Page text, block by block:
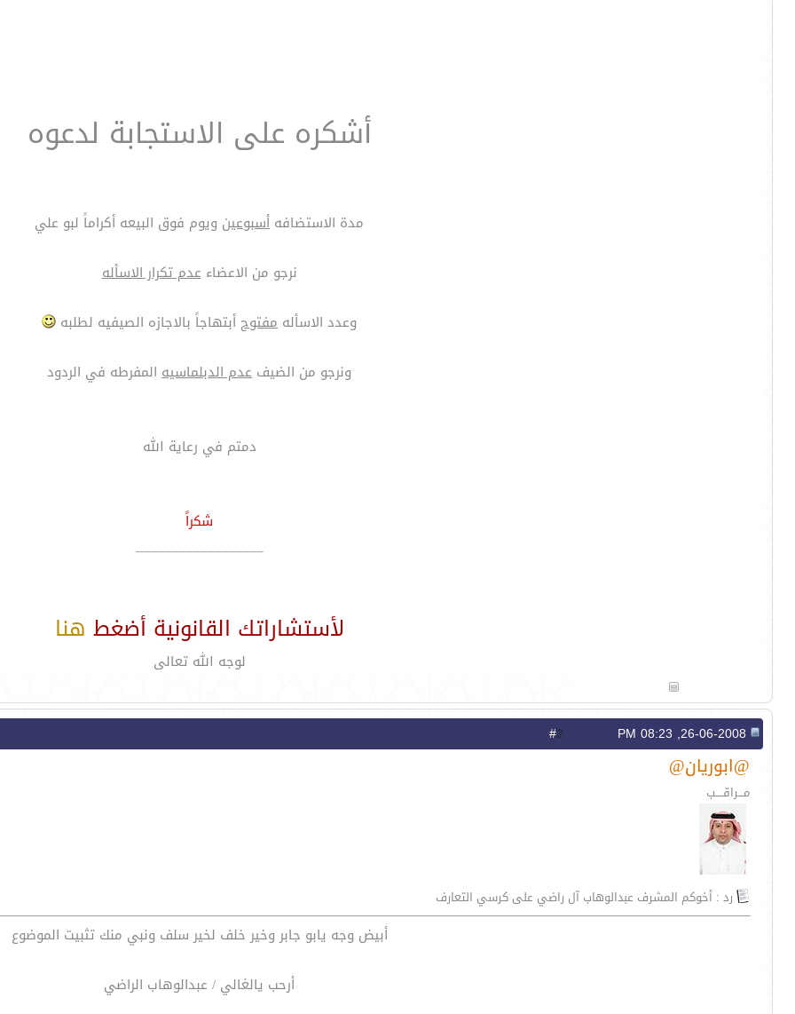
أشكره على الاستجابة لدعوه
مدة الاستضافه أسبوعين ويوم فوق البيعه أكراماً لبو علي
نرجو من الاعضاءعدم تكرار الاسأله
وعدد الاسأله مفتوحأبتهاجاً بالاجازه الصيفيه لطلبه
ونرجو من الضيف عدم الدبلماسيه المفرطه في الردود
دمتم في رعاية الله
شكراً
__________________
لأستشاراتك القانونية أضغط هنا
لوجه الله تعالى
2
@ابوريان@
مـــراقــــب
رد : أخوكم المشرف عبدالوهاب آل راضي على كرسي التعارف
أبيض وجه يابو جابر وخير خلف لخير سلف ونبي منك تثبيت الموضوع
أرحب يالغالي / عبدالوهاب الراضي